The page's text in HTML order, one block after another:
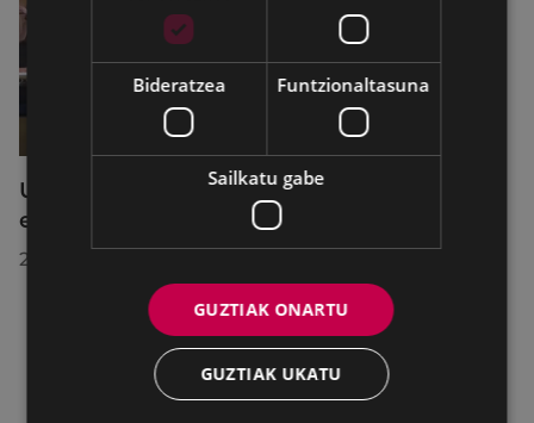
Udalbatzak 2026ko uztailaren 27an
egindako bilkuran hartutako erabakiak
2026/07/28
Bideratzea Funtzionaltasuna
Sailkatu gabe
GUZTIAK ONARTU
GUZTIAK UKATU